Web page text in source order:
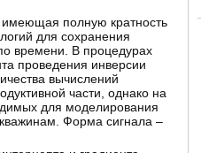
полную кратность
для сохранения
времени. В процедурах
проведения инверсии
вычислений
части, однако на
для моделирования
Форма сигнала –